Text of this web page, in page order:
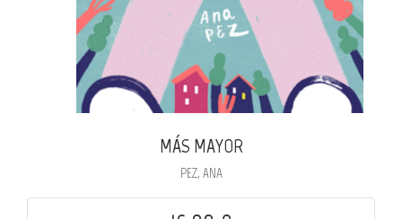
MÁS MAYOR
PEZ, ANA